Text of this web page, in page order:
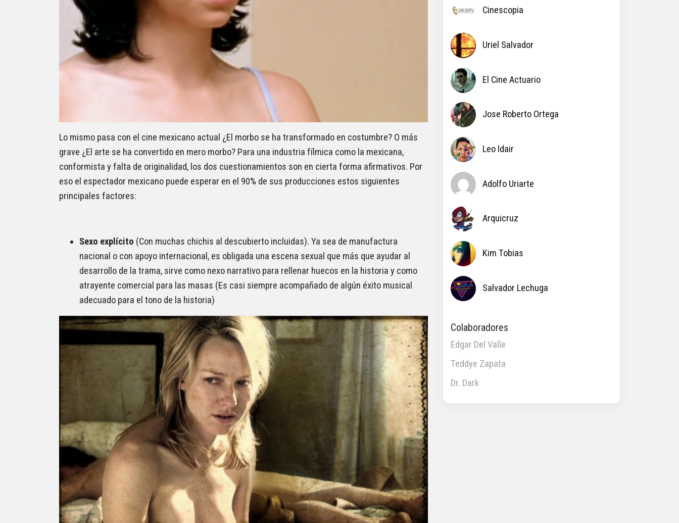
Lo mismo pasa con el cine mexicano actual ¿El morbo se ha transformado en costumbre? O más
grave ¿El arte se ha convertido en mero morbo? Para una industria fílmica como la mexicana,
conformista y falta de originalidad, los dos cuestionamientos son en cierta forma afirmativos. Por
eso el espectador mexicano puede esperar en el 90% de sus producciones estos siguientes
principales factores:
Sexo explícito (Con muchas chichis al descubierto incluidas). Ya sea de manufactura
nacional o con apoyo internacional, es obligada una escena sexual que más que ayudar al
desarrollo de la trama, sirve como nexo narrativo para rellenar huecos en la historia y como
atrayente comercial para las masas (Es casi siempre acompañado de algún éxito musical
adecuado para el tono de la historia)
Cinescopia
Uriel Salvador
El Cine Actuario
Jose Roberto Ortega
Leo Idair
Adolfo Uriarte
Arquicruz
Kim Tobias
Salvador Lechuga
Colaboradores
Edgar Del Valle
Teddye Zapata
Dr. Dark